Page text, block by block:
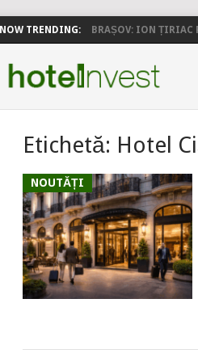
NOW TRENDING: BRAȘOV: ION ȚIRIAC
Etichetă: Hotel
NOUTĂȚI